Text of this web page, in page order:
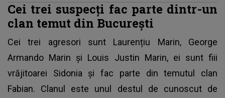
Cei trei suspecți fac parte dintr-un
clan temut din București
Cei trei agresori sunt Laurențiu Marin, George
Armando Marin şi Louis Justin Marin, ei sunt fiii
vrăjitoarei Sidonia și fac parte din temutul clan
Fabian. Clanul este unul destul de cunoscut de